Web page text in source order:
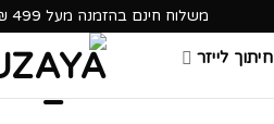
משלוח חינם בהזמנה מעל 499 ₪ | SHOP NOW
חיתוך לייזר